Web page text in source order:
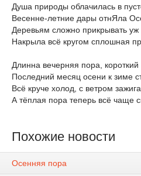
Душа природы облачилась в
Весенне-летние дары отнЯла
Деревьям сложно прикрывать уж
Накрыла всё кругом сплошная
Длинна вечерняя пора, короткий
Последний месяц осени к зиме
Всё круче холод, с ветром
А тёплая пора теперь всё чаще
Похожие новости
Осенняя пора